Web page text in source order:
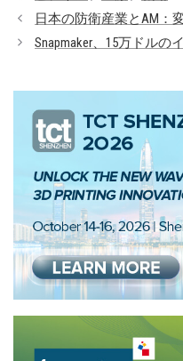
リ
ー
グ
日本の防衛産業とAM：
Snapmaker、15万ドル